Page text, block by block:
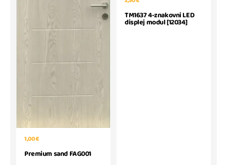
1,00 €
Premium sand FAG001
TM1637 4-znakovni LED
displej modul [12034]